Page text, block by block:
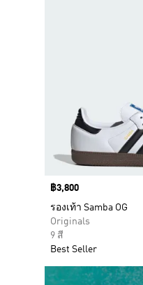
Price
฿3,800
รองเท้า Samba OG
Originals
9 สี
Best Seller